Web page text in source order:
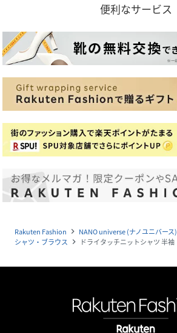
便利なサービス
Rakuten Fashion navigate_next NANO universe (ナノユニバース)
シャツ・ブラウス navigate_next ドライタッチニットシャツ 半袖